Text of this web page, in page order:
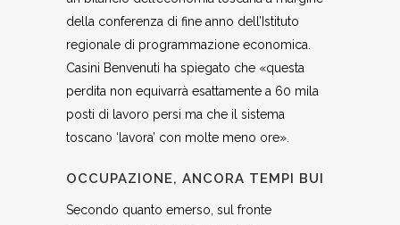
della conferenza di fine anno dell’Istituto
regionale di programmazione economica.
Casini Benvenuti ha spiegato che «questa
perdita non equivarrà esattamente a 60 mila
posti di lavoro persi ma che il sistema
toscano ‘lavora’ con molte meno ore».
OCCUPAZIONE, ANCORA TEMPI BUI
Secondo quanto emerso, sul fronte